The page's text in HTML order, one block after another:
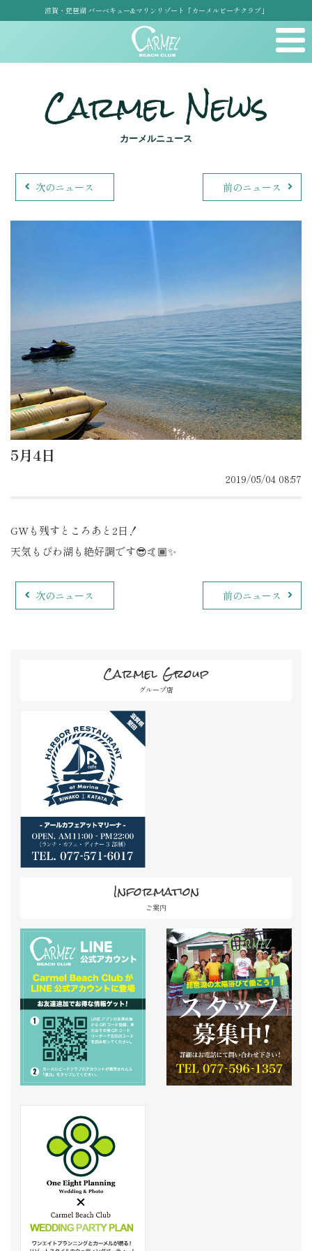
滋賀・琵琶湖 バーベキュー&マリンリゾート「カーメルビーチクラブ」
Carmel News
カーメルニュース
次のニュース 前のニュース
5月4日
2019/05/04 08:57
GWも残すところあと2日！
天気もびわ湖も絶好調です😎🤙🏾✨
次のニュース 前のニュース
Carmel Group
グループ店
Information
ご案内